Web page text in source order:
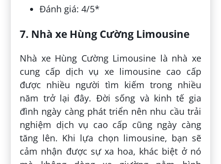
Đánh giá: 4/5*
7. Nhà xe Hùng Cường Limousine
Nhà xe Hùng Cường Limousine là nhà xe
cung cấp dịch vụ xe limousine cao cấp
được nhiều người tìm kiếm trong nhiều
năm trở lại đây. Đời sống và kinh tế gia
đình ngày càng phát triển nên nhu cầu trải
nghiệm dịch vụ cao cấp cũng ngày càng
tăng lên. Khi lựa chọn limousine, bạn sẽ
cảm nhận được sự xa hoa, khác biệt ở nó